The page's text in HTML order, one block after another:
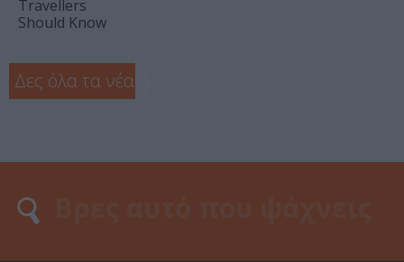
Travellers
Should Know
Δες όλα τα νέα